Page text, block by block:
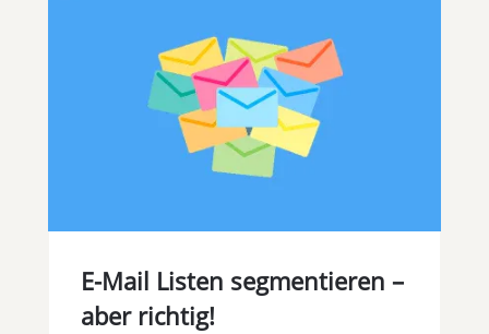
E-Mail Listen segmentieren –
aber richtig!